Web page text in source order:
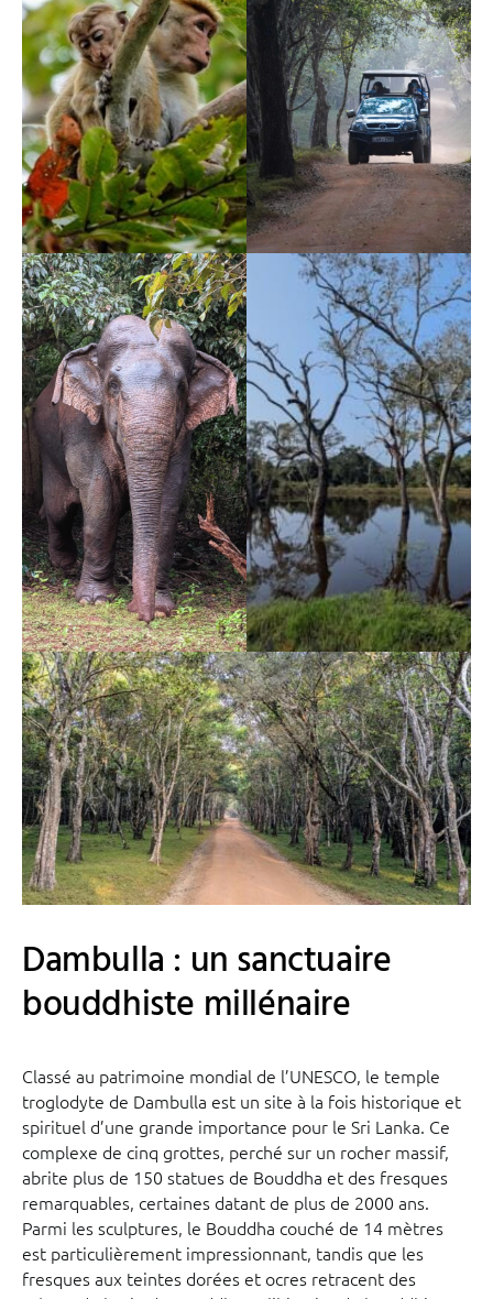
Dambulla : un sanctuaire
bouddhiste millénaire
Classé au patrimoine mondial de l’UNESCO, le temple
troglodyte de Dambulla est un site à la fois historique et
spirituel d’une grande importance pour le Sri Lanka. Ce
complexe de cinq grottes, perché sur un rocher massif,
abrite plus de 150 statues de Bouddha et des fresques
remarquables, certaines datant de plus de 2000 ans.
Parmi les sculptures, le Bouddha couché de 14 mètres
est particulièrement impressionnant, tandis que les
fresques aux teintes dorées et ocres retracent des